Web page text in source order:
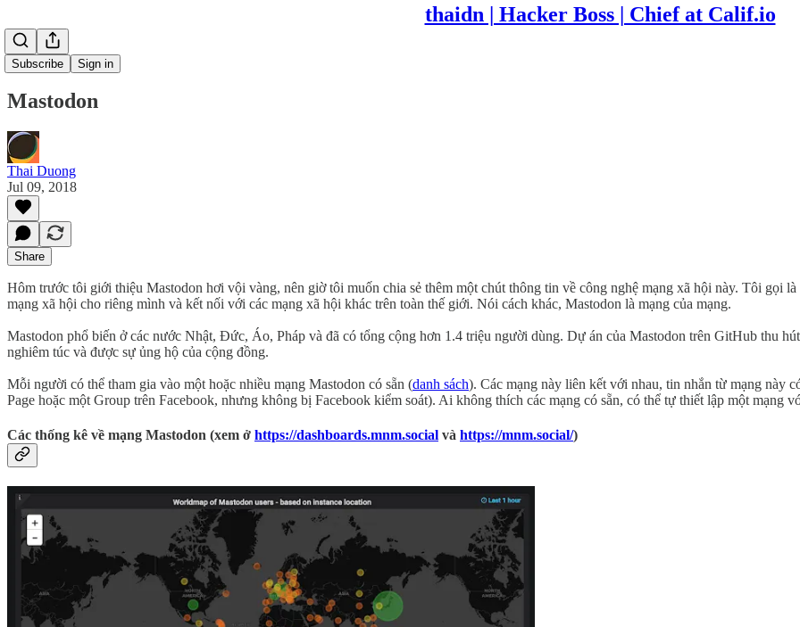
thaidn | Hacker Boss | Chief at Calif.io
Subscribe Sign in
Mastodon
Thai Duong
Jul 09, 2018
Share
Hôm trước tôi giới thiệu Mastodon hơi vội vàng, nên giờ tôi muốn chia sẻ thêm một chút thông tin về công nghệ mạng xã hội này. Tôi gọi
mạng xã hội cho riêng mình và kết nối với các mạng xã hội khác trên toàn thế giới. Nói cách khác, Mastodon là mạng của mạng.
Mastodon phổ biến ở các nước Nhật, Đức, Áo, Pháp và đã có tổng cộng hơn 1.4 triệu người dùng. Dự án của Mastodon trên GitHub thu
nghiêm túc và được sự ủng hộ của cộng đồng.
Mỗi người có thể tham gia vào một hoặc nhiều mạng Mastodon có sẵn (danh sách). Các mạng này liên kết với nhau, tin nhắn từ mạng này
Page hoặc một Group trên Facebook, nhưng không bị Facebook kiểm soát). Ai không thích các mạng có sẵn, có thể tự thiết lập một mạng
Các thống kê về mạng Mastodon (xem ở https://dashboards.mnm.social và https://mnm.social/)